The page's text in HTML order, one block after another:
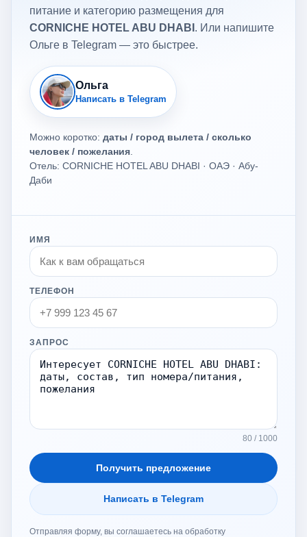
питание и категорию размещения для
CORNICHE HOTEL ABU DHABI . Или напишите
Ольге в Telegram — это быстрее.
Ольга
Написать в Telegram
Можно коротко: даты / город вылета / сколько
человек / пожелания
Отель: CORNICHE HOTEL ABU DHABI · ОАЭ · Абу-
Даби
ИМЯ
ТЕЛЕФОН
ЗАПРОС
80 / 1000
Получить предложение
Написать в Telegram
Отправляя форму, вы соглашаетесь на обработку